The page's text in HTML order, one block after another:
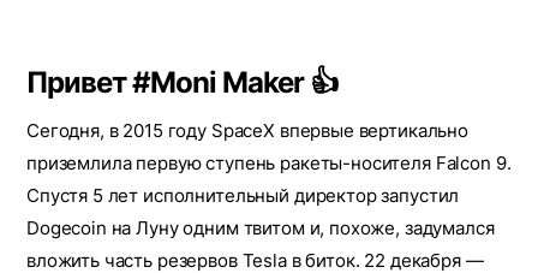
Привет #Moni Maker 👍
Сегодня, в 2015 году SpaceX впервые вертикально
приземлила первую ступень ракеты-носителя Falcon 9.
Спустя 5 лет исполнительный директор запустил
Dogecoin на Луну одним твитом и, похоже, задумался
вложить часть резервов Tesla в биток. 22 декабря —